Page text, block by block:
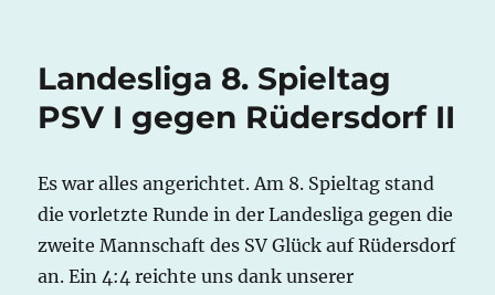
Landesliga 8. Spieltag
PSV I gegen Rüdersdorf II
Es war alles angerichtet. Am 8. Spieltag stand
die vorletzte Runde in der Landesliga gegen die
zweite Mannschaft des SV Glück auf Rüdersdorf
an. Ein 4:4 reichte uns dank unserer